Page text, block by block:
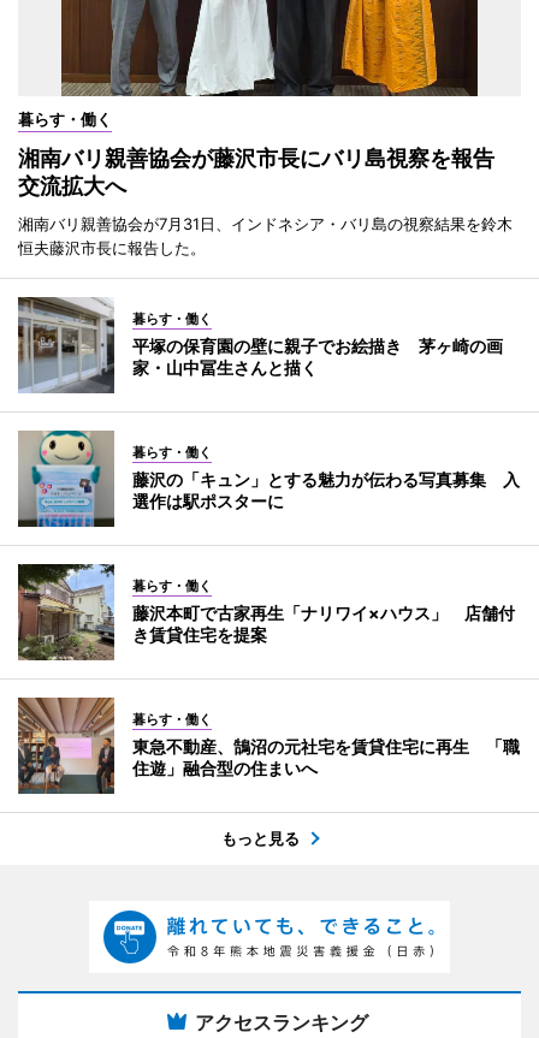
暮らす・働く
湘南バリ親善協会が藤沢市長にバリ島視察を報告
交流拡大へ
湘南バリ親善協会が7月31日、インドネシア・バリ島の視察結果を鈴木
恒夫藤沢市長に報告した。
暮らす・働く
平塚の保育園の壁に親子でお絵描き 茅ヶ崎の画
家・山中冨生さんと描く
暮らす・働く
藤沢の「キュン」とする魅力が伝わる写真募集 入
選作は駅ポスターに
暮らす・働く
藤沢本町で古家再生「ナリワイ×ハウス」 店舗付
き賃貸住宅を提案
暮らす・働く
東急不動産、鵠沼の元社宅を賃貸住宅に再生 「職
住遊」融合型の住まいへ
もっと見る
アクセスランキング